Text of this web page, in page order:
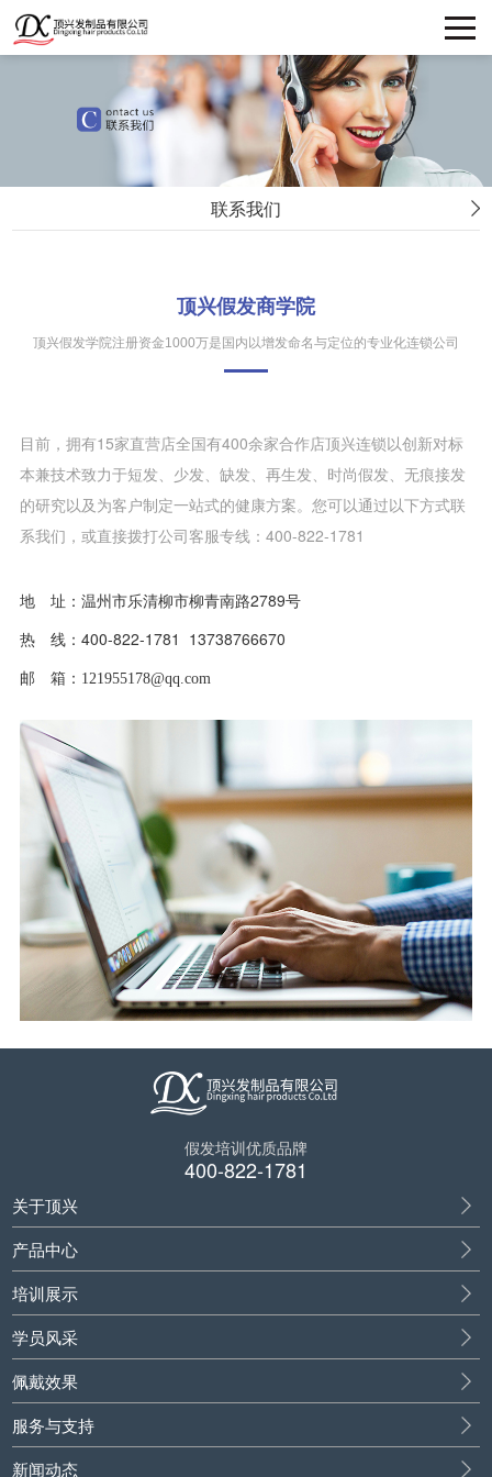
联系我们
顶兴假发商学院
顶兴假发学院注册资金1000万是国内以增发命名与定位的专业化连锁公司
目前，拥有15家直营店全国有400余家合作店顶兴连锁以创新对标
本兼技术致力于短发、少发、缺发、再生发、时尚假发、无痕接发
的研究以及为客户制定一站式的健康方案。您可以通过以下方式联
系我们，或直接拨打公司客服专线：400-822-1781
地 址：温州市乐清柳市柳青南路2789号
热 线：400-822-1781 13738766670
邮 箱： 121955178@qq.com
假发培训优质品牌
400-822-1781
关于顶兴
产品中心
培训展示
学员风采
佩戴效果
服务与支持
新闻动态